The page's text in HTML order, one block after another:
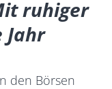
ruhiger
Jahr
den Börsen